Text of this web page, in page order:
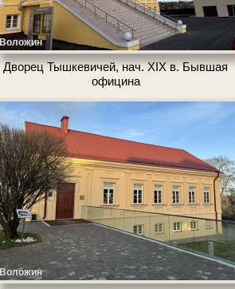
Воложин
Дворец Тыш­ке­ви­чей, нач. XIX в. Быв­шая
официна
Воложин